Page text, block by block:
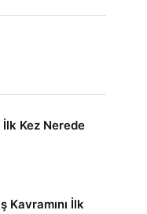
Kez Nerede
Kavramını İlk